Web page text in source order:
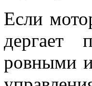
Если
дергает
ровными и